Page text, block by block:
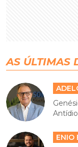
AS ÚLTIMAS
Antídio
ENIO